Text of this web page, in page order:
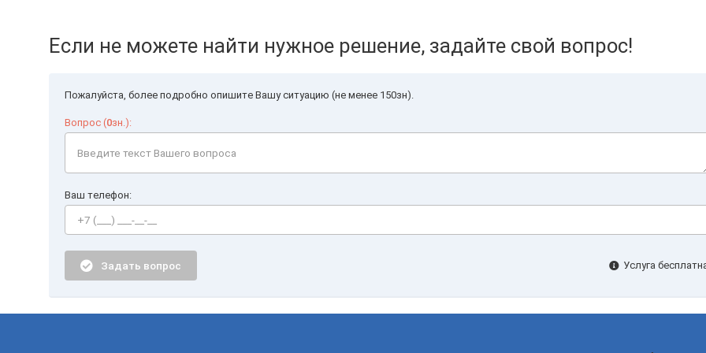
Если не можете найти нужное решение, задайте свой вопрос!
Пожалуйста, более подробно опишите Вашу ситуацию (не менее 150зн).
Вопрос (0зн.):
Ваш телефон:
Задать вопрос Услуга